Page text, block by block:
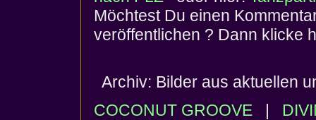
Möchtest Du einen
veröffentlichen ? Dann klicke
Archiv: Bilder aus aktuellen
COCONUT GROOVE |